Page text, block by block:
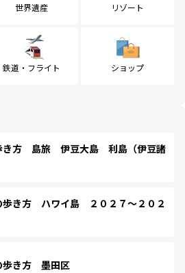
世界遺産 リゾート
鉄道・フライト ショップ
き方 島旅 伊豆大島 利島（伊豆諸
き方 ハワイ島 ２０２７～２０２
歩き方 墨田区